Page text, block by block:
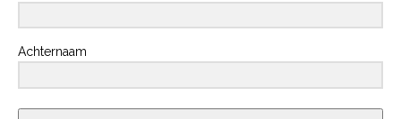
Achternaam